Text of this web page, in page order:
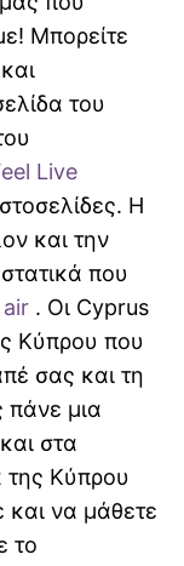
Μπορείτε
του
Live
Η
και την
που
. Οι Cyprus
Κύπρου που
σας και τη
πάνε μια
στα
της Κύπρου
και να μάθετε
το